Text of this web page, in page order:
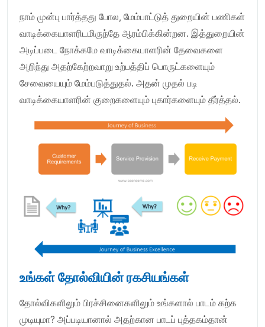
நாம் முன்பு பார்த்தது போல, மேம்பாட்டுத் துறையின் பணிகள்
வாடிக்கையாளரிடமிருந்தே ஆரம்பிக்கின்றன. இத்துறையின்
அடிப்படை நோக்கமே வாடிக்கையாளரின் தேவைகளை
அறிந்து அதற்கேற்றவாறு உற்பத்திப் பொருட்களையும்
சேவையையும் மேம்படுத்துதல். அதன் முதல் படி
வாடிக்கையாளரின் குறைகளையும் புகார்களையும் தீர்த்தல்.
உங்கள் தோல்வியின் ரகசியங்கள்
தோல்விகளிலும் பிரச்சினைகளிலும் உங்களால் பாடம் கற்க
முடியுமா? அப்படியானால் அதற்கான பாடப் புத்தகம்தான்